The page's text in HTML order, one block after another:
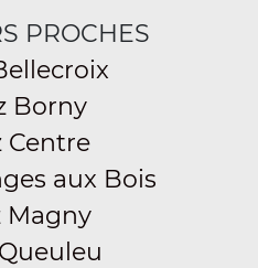
PROCHES
Borny
Centre
aux Bois
Magny